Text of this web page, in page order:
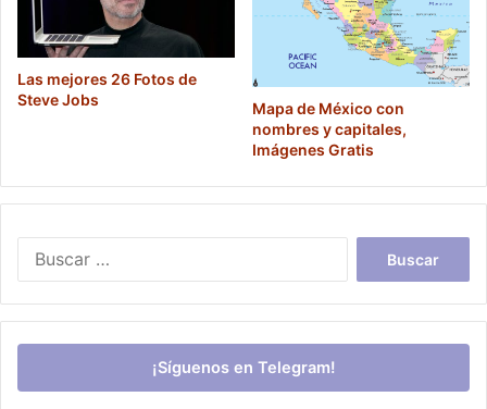
Las mejores 26 Fotos de
Steve Jobs
Mapa de México con
nombres y capitales,
Imágenes Gratis
¡Síguenos en Telegram!